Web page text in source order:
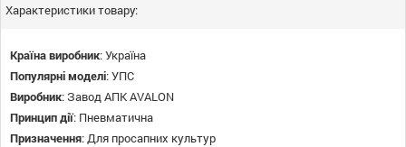
Характеристики товару:
Країна виробник:Україна
Популярні моделі:УПС
Виробник:Завод АПК AVALON
Принцип дії: Пневматична
Призначення:Для просапних культур